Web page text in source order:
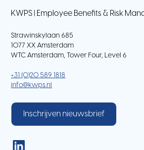
KWPS | Employee Benefits & Risk
Strawinskylaan 685
1077 XX Amsterdam
WTC Amsterdam, Tower Four, Level 6
+31 (0)20 589 1818
info@kwps.nl
Inschrijven nieuwsbrief